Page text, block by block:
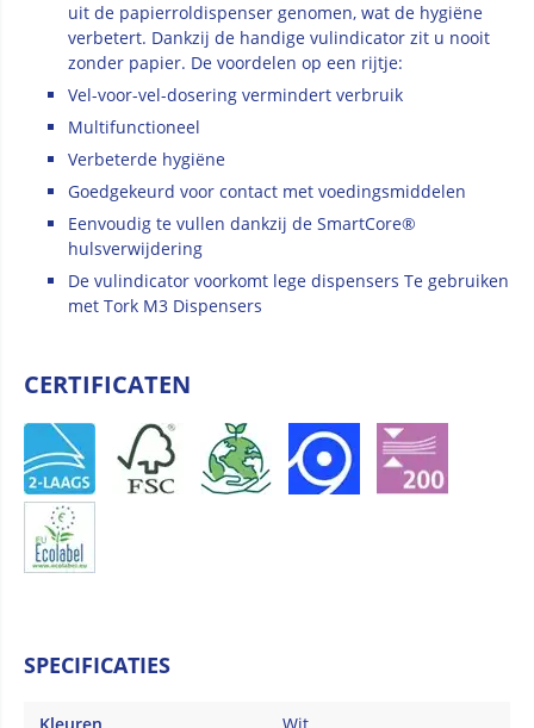
uit de papierroldispenser genomen, wat de hygiëne
verbetert. Dankzij de handige vulindicator zit u nooit
zonder papier. De voordelen op een rijtje:
Vel-voor-vel-dosering vermindert verbruik
Multifunctioneel
Verbeterde hygiëne
Goedgekeurd voor contact met voedingsmiddelen
Eenvoudig te vullen dankzij de SmartCore®
hulsverwijdering
De vulindicator voorkomt lege dispensers Te gebruiken
met Tork M3 Dispensers
CERTIFICATEN
SPECIFICATIES